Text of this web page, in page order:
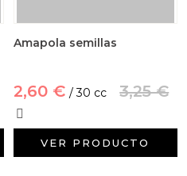
Amapola semillas
2,60 € / 30 cc 3,25 €
VER PRODUCTO